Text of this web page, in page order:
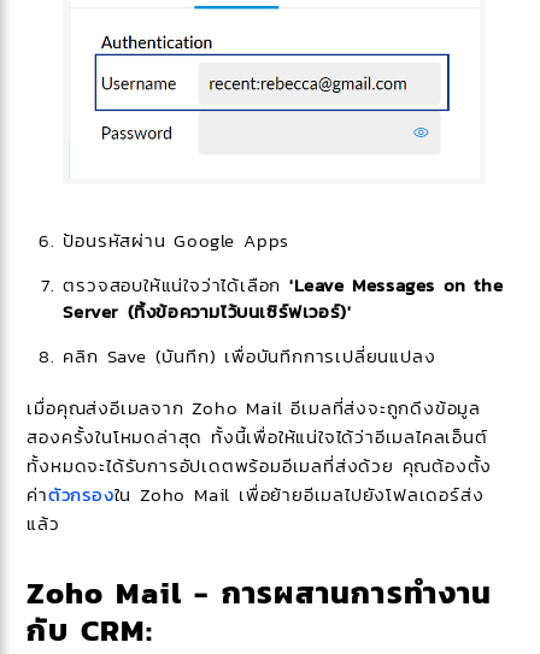
ป้อนรหัสผ่าน Google Apps
ตรวจสอบให้แน่ใจว่าได้เลือก'Leave Messages on the
Server (ทิ้งข้อความไว้บนเซิร์ฟเวอร์)'
คลิก Save (บันทึก) เพื่อบันทึกการเปลี่ยนแปลง
เมื่อคุณส่งอีเมลจาก Zoho Mail อีเมลที่ส่งจะถูกดึงข้อมูล
สองครั้งในโหมดล่าสุด ทั้งนี้เพื่อให้แน่ใจได้ว่าอีเมลไคลเอ็นต์
ทั้งหมดจะได้รับการอัปเดตพร้อมอีเมลที่ส่งด้วย คุณต้องตั้ง
ค่าตัวกรองใน Zoho Mail เพื่อย้ายอีเมลไปยังโฟลเดอร์ส่ง
แล้ว
Zoho Mail - การผสานการทำงาน
กับ CRM: